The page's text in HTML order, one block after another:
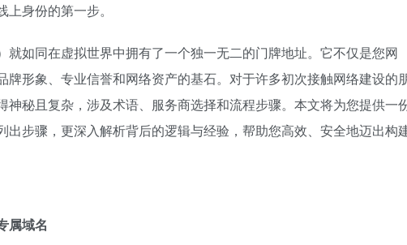
身份的第一步。
如同在虚拟世界中拥有了一个独一无二的门牌地址。它不仅是您网
牌形象、专业信誉和网络资产的基石。对于许多初次接触网络建设的
神秘且复杂，涉及术语、服务商选择和流程步骤。本文将为您提供一
出步骤，更深入解析背后的逻辑与经验，帮助您高效、安全地迈出构
属域名